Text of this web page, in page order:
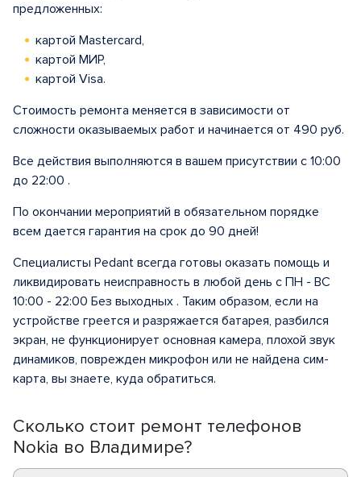
Сколько стоит ремонт телефонов
Nokia во Владимире?
предложенных:
картой Mastercard,
картой МИР,
картой Visa.
Стоимость ремонта меняется в зависимости от
сложности оказываемых работ и начинается от 490 руб.
Все действия выполняются в вашем присутствии с 10:00
до 22:00 .
По окончании мероприятий в обязательном порядке
всем дается гарантия на срок до 90 дней!
Специалисты Pedant всегда готовы оказать помощь и
ликвидировать неисправность в любой день с ПН - ВС
10:00 - 22:00 Без выходных . Таким образом, если на
устройстве греется и разряжается батарея, разбился
экран, не функционирует основная камера, плохой звук
динамиков, поврежден микрофон или не найдена сим-
карта, вы знаете, куда обратиться.